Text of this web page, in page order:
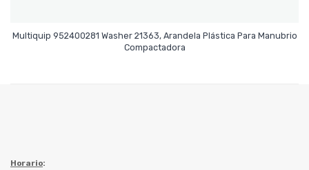
Multiquip 952400281 Washer 21363, Arandela Plástica Para Manubrio
Compactadora
Leer Más
Horario: